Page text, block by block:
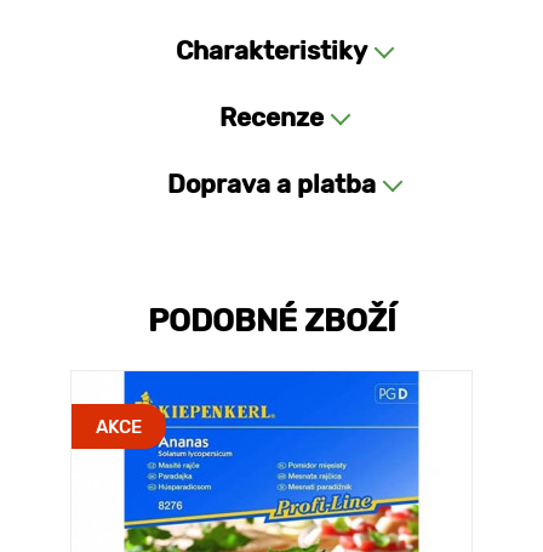
Charakteristiky
Recenze
Doprava a platba
PODOBNÉ ZBOŽÍ
AKCE